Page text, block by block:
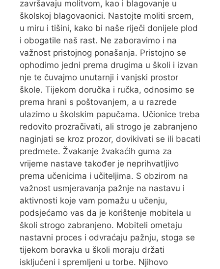
završavaju molitvom, kao i blagovanje u
školskoj blagovaonici. Nastojte moliti srcem,
u miru i tišini, kako bi naše riječi donijele plod
i obogatile naš rast. Ne zaboravimo i na
važnost pristojnog ponašanja. Pristojno se
ophodimo jedni prema drugima u školi i izvan
nje te čuvajmo unutarnji i vanjski prostor
škole. Tijekom doručka i ručka, odnosimo se
prema hrani s poštovanjem, a u razrede
ulazimo u školskim papučama. Učionice treba
redovito prozračivati, ali strogo je zabranjeno
naginjati se kroz prozor, dovikivati se ili bacati
predmete. Žvakanje žvakaćih guma za
vrijeme nastave također je neprihvatljivo
prema učenicima i učiteljima. S obzirom na
važnost usmjeravanja pažnje na nastavu i
aktivnosti koje vam pomažu u učenju,
podsjećamo vas da je korištenje mobitela u
školi strogo zabranjeno. Mobiteli ometaju
nastavni proces i odvraćaju pažnju, stoga se
tijekom boravka u školi moraju držati
isključeni i spremljeni u torbe. Njihovo